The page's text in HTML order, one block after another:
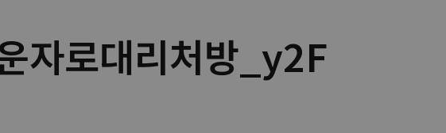
자로대리처방_y2F